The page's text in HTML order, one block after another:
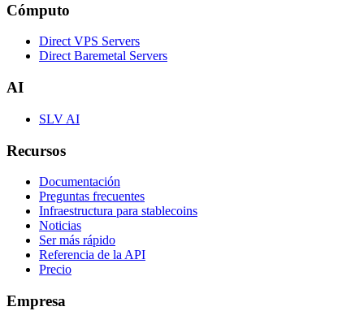
Cómputo
Direct VPS Servers
Direct Baremetal Servers
AI
SLV AI
Recursos
Documentación
Preguntas frecuentes
Infraestructura para stablecoins
Noticias
Ser más rápido
Referencia de la API
Precio
Empresa